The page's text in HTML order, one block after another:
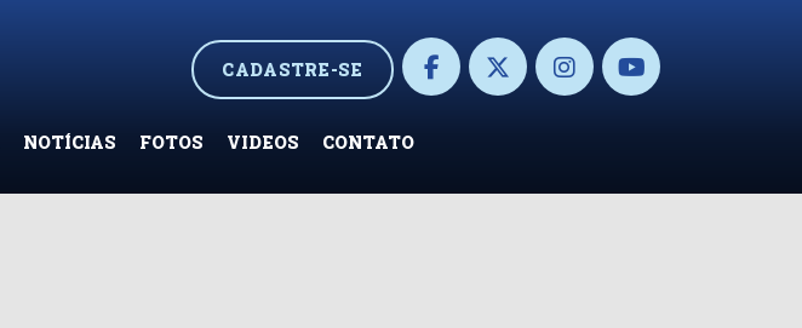
CADASTRE-SE
NOTÍCIAS FOTOS VIDEOS CONTATO